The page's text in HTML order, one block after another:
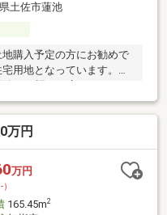
土佐市蓮池
購入予定の方にお勧めで
用地となっています。土
万円
万円
165.45m2